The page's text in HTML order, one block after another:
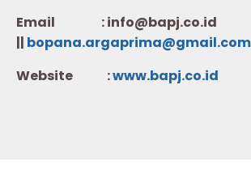
Email : info@bapj.co.id
|| bopana.argaprima@gmail.com
Website :www.bapj.co.id